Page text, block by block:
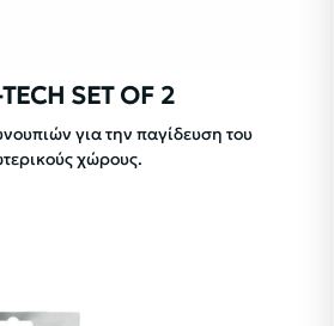
SET OF 2
για την παγίδευση του
χώρους.